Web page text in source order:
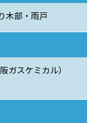
木部・雨戸
ガスケミカル）